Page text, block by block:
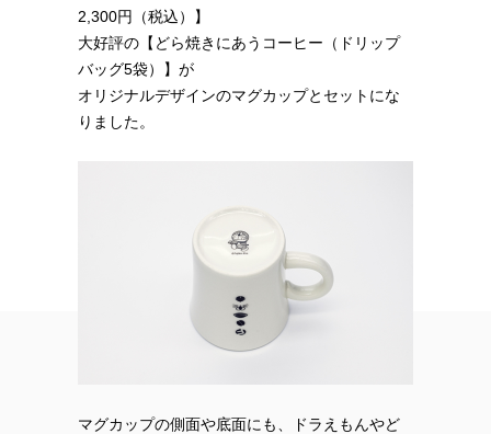
2,300円（税込）】
大好評の【どら焼きにあうコーヒー（ドリップ
バッグ5袋）】が
オリジナルデザインのマグカップとセットにな
りました。
マグカップの側面や底面にも、ドラえもんやど